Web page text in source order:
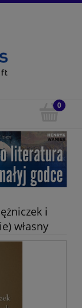
i
własny